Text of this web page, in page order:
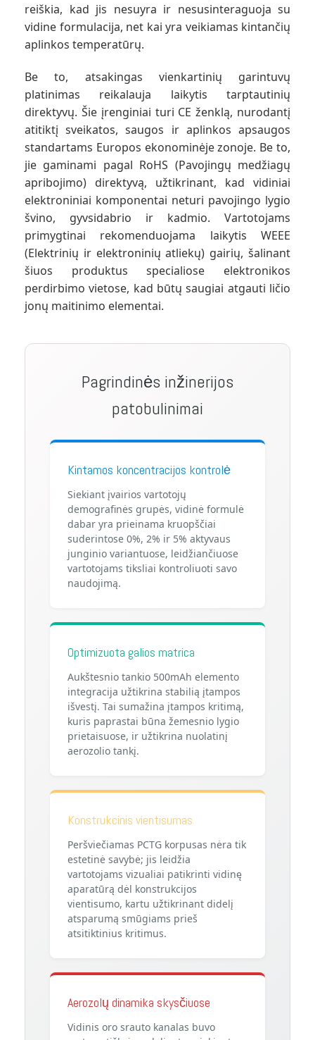
reiškia, kad jis nesuyra ir nesusinteraguoja su
vidine formulacija, net kai yra veikiamas kintančių
aplinkos temperatūrų.
Be to, atsakingas vienkartinių garintuvų
platinimas reikalauja laikytis tarptautinių
direktyvų. Šie įrenginiai turi CE ženklą, nurodantį
atitiktį sveikatos, saugos ir aplinkos apsaugos
standartams Europos ekonominėje zonoje. Be to,
jie gaminami pagal RoHS (Pavojingų medžiagų
apribojimo) direktyvą, užtikrinant, kad vidiniai
elektroniniai komponentai neturi pavojingo lygio
švino, gyvsidabrio ir kadmio. Vartotojams
primygtinai rekomenduojama laikytis WEEE
(Elektrinių ir elektroninių atliekų) gairių, šalinant
šiuos produktus specialiose elektronikos
perdirbimo vietose, kad būtų saugiai atgauti ličio
jonų maitinimo elementai.
Pagrindinės inžinerijos
patobulinimai
Kintamos koncentracijos kontrolė
Siekiant įvairios vartotojų
demografinės grupės, vidinė formulė
dabar yra prieinama kruopščiai
suderintose 0%, 2% ir 5% aktyvaus
junginio variantuose, leidžiančiuose
vartotojams tiksliai kontroliuoti savo
naudojimą.
Optimizuota galios matrica
Aukštesnio tankio 500mAh elemento
integracija užtikrina stabilią įtampos
išvestį. Tai sumažina įtampos kritimą,
kuris paprastai būna žemesnio lygio
prietaisuose, ir užtikrina nuolatinį
aerozolio tankį.
Konstrukcinis vientisumas
Peršviečiamas PCTG korpusas nėra tik
estetinė savybė; jis leidžia
vartotojams vizualiai patikrinti vidinę
aparatūrą dėl konstrukcijos
vientisumo, kartu užtikrinant didelį
atsparumą smūgiams prieš
atsitiktinius kritimus.
Aerozolų dinamika skysčiuose
Vidinis oro srauto kanalas buvo